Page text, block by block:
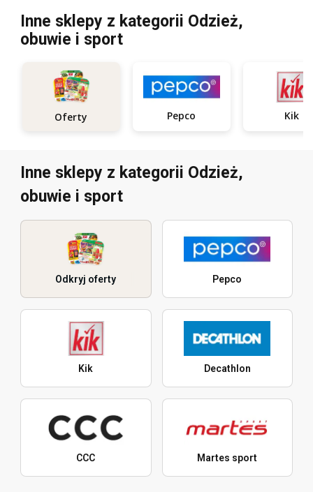
Inne sklepy z kategorii Odzież,
obuwie i sport
Oferty Pepco Kik
Inne sklepy z kategorii Odzież,
obuwie i sport
Odkryj oferty Pepco
Kik Decathlon
CCC Martes sport